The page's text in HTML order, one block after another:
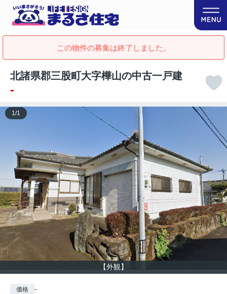
この物件の募集は終了しました。
北諸県郡三股町大字樺山の中古一戸建
-
【外観】
1/1
価格 -